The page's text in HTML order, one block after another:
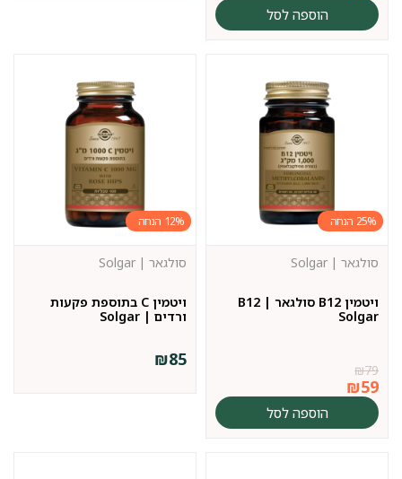
הוספה לסל
25%
ויטמין B12 סולגאר | B12
Solgar
סולגאר | Solgar
₪79
₪59
הוספה לסל
12%
ויטמין C בתוספת פקעות
ורדים | Solgar
סולגאר | Solgar
₪85